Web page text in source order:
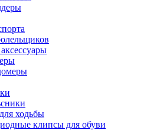
ходьбы
клипсы для обуви